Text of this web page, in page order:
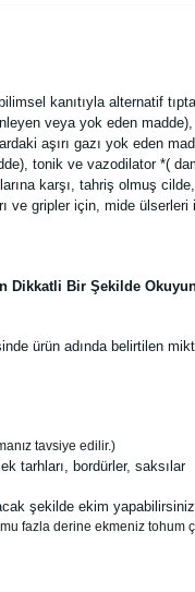
kanıtıyla alternatif
veya yok eden
aşırı gazı yok eden
tonik ve vazodilator *(
karşı, tahriş olmuş
ve gripler için, mide
Dikkatli Bir Şekilde
ürün adında belirtilen
tavsiye edilir.)
tarhları, bordürler, saksılar
şekilde ekim
fazla derine ekmeniz tohum